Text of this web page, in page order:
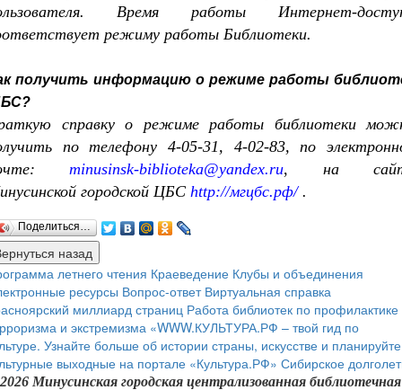
Время работы Интернет-
режиму работы Библиотеки.
получить информацию о режиме работы
справку о режиме работы библиотеки
по телефону 4-05-31, 4-02-83,
по
minusinsk-biblioteka@yandex.ru, на
городской ЦБС http://мгцбс.рф/.
Поделиться…
летнего чтения Краеведение Клубы и объединения
ресурсы Вопрос-ответ Виртуальная справка
миллиард страниц Работа библиотек по профилактике
и экстремизма «WWW.КУЛЬТУРА.РФ – твой гид по
Узнайте больше об истории страны, искусстве и планируйте
выходные на портале «Культура.РФ» Сибирское
2026 Минусинская городская централизованная библиотечная